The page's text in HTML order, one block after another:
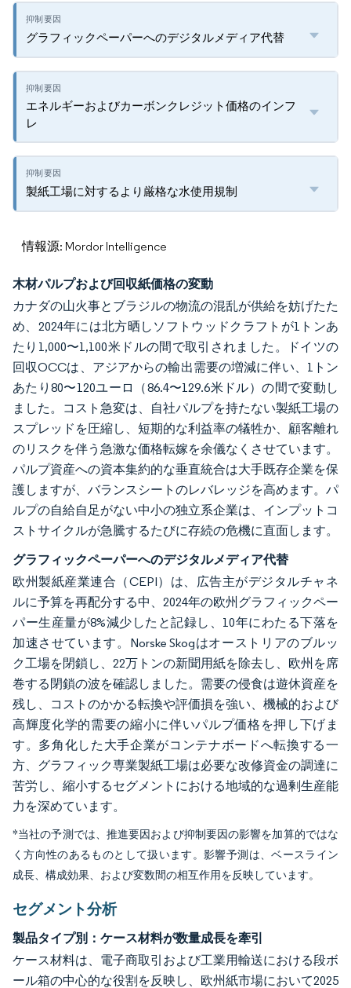
グラフィックペーパーへのデジタルメディア代替
エネルギーおよびカーボンクレジット価格のインフ
レ
製紙工場に対するより厳格な水使用規制
情報源: Mordor Intelligence
木材パルプおよび回収紙価格の変動
カナダの山火事とブラジルの物流の混乱が供給を妨げたた
め、2024年には北方晒しソフトウッドクラフトが1トンあ
たり1,000〜1,100米ドルの間で取引されました。ドイツの
回収OCCは、アジアからの輸出需要の増減に伴い、1トン
あたり80〜120ユーロ（86.4〜129.6米ドル）の間で変動し
ました。コスト急変は、自社パルプを持たない製紙工場の
スプレッドを圧縮し、短期的な利益率の犠牲か、顧客離れ
のリスクを伴う急激な価格転嫁を余儀なくさせています。
パルプ資産への資本集約的な垂直統合は大手既存企業を保
護しますが、バランスシートのレバレッジを高めます。パ
ルプの自給自足がない中小の独立系企業は、インプットコ
ストサイクルが急騰するたびに存続の危機に直面します。
グラフィックペーパーへのデジタルメディア代替
欧州製紙産業連合（CEPI）は、広告主がデジタルチャネ
ルに予算を再配分する中、2024年の欧州グラフィックペー
パー生産量が8%減少したと記録し、10年にわたる下落を
加速させています。Norske Skogはオーストリアのブルッ
ク工場を閉鎖し、22万トンの新聞用紙を除去し、欧州を席
巻する閉鎖の波を確認しました。需要の侵食は遊休資産を
残し、コストのかかる転換や評価損を強い、機械的および
高輝度化学的需要の縮小に伴いパルプ価格を押し下げま
す。多角化した大手企業がコンテナボードへ転換する一
方、グラフィック専業製紙工場は必要な改修資金の調達に
苦労し、縮小するセグメントにおける地域的な過剰生産能
力を深めています。
*当社の予測では、推進要因および抑制要因の影響を加算的ではな
く方向性のあるものとして扱います。影響予測は、ベースライン
成長、構成効果、および変数間の相互作用を反映しています。
セグメント分析
製品タイプ別：ケース材料が数量成長を牽引
ケース材料は、電子商取引および工業用輸送における段ボ
ール箱の中心的な役割を反映し、欧州紙市場において2025